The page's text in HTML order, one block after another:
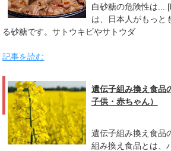
白砂糖の危険性は...
は、日本人がもっと
る砂糖です。サトウキビやサトウダ
記事を読む
遺伝子組み換え食品
子供・赤ちゃん）
遺伝子組み換え食品
組み換え食品とは、